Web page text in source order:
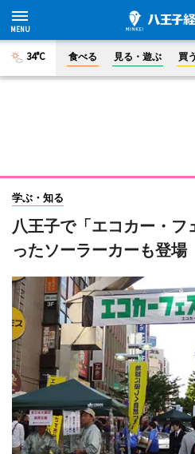
34°C 食べる 見る・遊ぶ 買う
学ぶ・知る
八王子で「エコカー・フ
ったソーラーカーも登場